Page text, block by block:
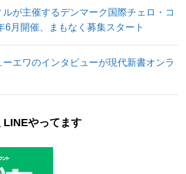
が主催するデンマーク国際チェロ・コ
6月開催、まもなく募集スタート
エワのインタビューが現代新書オンラ
LINEやってます